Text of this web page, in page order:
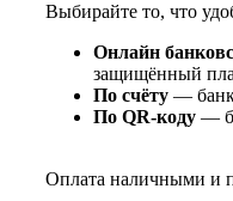
Выбирайте то, что
Онлайн
защищённый
По счёту —
По QR‑коду —
Оплата наличными и